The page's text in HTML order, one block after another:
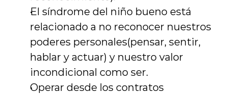
El síndrome del niño bueno está
relacionado a no reconocer nuestros
poderes personales(pensar, sentir,
hablar y actuar) y nuestro valor
incondicional como ser.
Operar desde los contratos